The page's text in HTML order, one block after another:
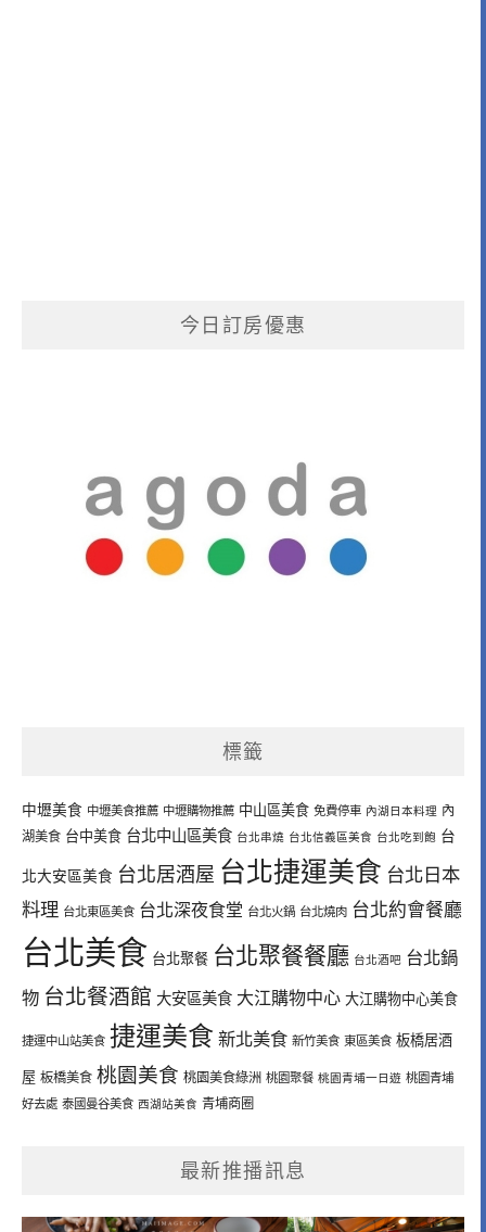
今日訂房優惠
標籤
中壢美食 中壢美食推薦 中壢購物推薦 中山區美食 免費停車 內湖日本料理 內
湖美食 台中美食 台北中山區美食 台北串燒 台北信義區美食 台北吃到飽 台
北大安區美食 台北居酒屋 台北捷運美食 台北日本
料理 台北東區美食 台北深夜食堂 台北火鍋 台北燒肉 台北約會餐廳
台北美食 台北聚餐 台北聚餐餐廳 台北酒吧 台北鍋
物 台北餐酒館 大安區美食 大江購物中心 大江購物中心美食
捷運中山站美食 捷運美食 新北美食 新竹美食 東區美食 板橋居酒
屋 板橋美食 桃園美食 桃園美食綠洲 桃園聚餐 桃園青埔一日遊 桃園青埔
好去處 泰國曼谷美食 西湖站美食 青埔商圈
最新推播訊息